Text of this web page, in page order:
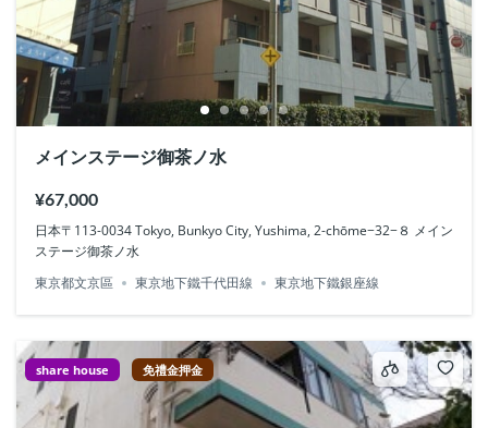
メインステージ御茶ノ水
¥67,000
日本〒113-0034 Tokyo, Bunkyo City, Yushima, 2-chōme−32−８ メイン
ステージ御茶ノ水
東京都文京區
東京地下鐵千代田線 東京地下鐵銀座線
share house 免禮金押金